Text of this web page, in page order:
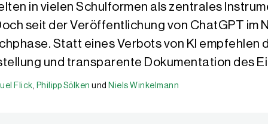
in vielen Schulformen als zentrales
seit der Veröffentlichung von ChatGPT im
Statt eines Verbots von KI
und transparente Dokumentation des
Flick, Philipp Sölken und Niels Winkelmann